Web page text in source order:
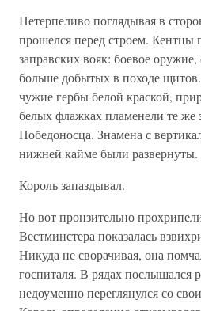
Нетерпеливо поглядывая в
прошелся перед строем. Кентцы
заправских вояк: боевое
больше добытых в походе
чужие гербы белой краской,
белых флажках пламенели те же
Победоносца. Знамена с
нижней кайме были развернуты.
Король запаздывал.
Но вот пронзительно
Вестминстера показалась
Никуда не сворачивая, она
госпиталя. В рядах послышался
недоуменно переглянулся со